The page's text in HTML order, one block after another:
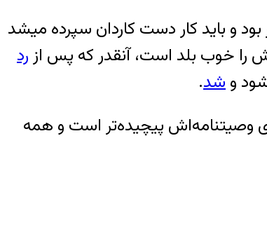
به طور معمول تریبون خانواده هاشمی‎رفسنجانی روزنامه «آرمان» است، اما ظاهرا این بار ماموریت پردردسر بود و باید کار دست کاردان سپرده می‎شد
را خوب بلد است، آنقدر که پس ازرد
شد.
وصیتنامه‌اش پیچیده‌تر است و همه